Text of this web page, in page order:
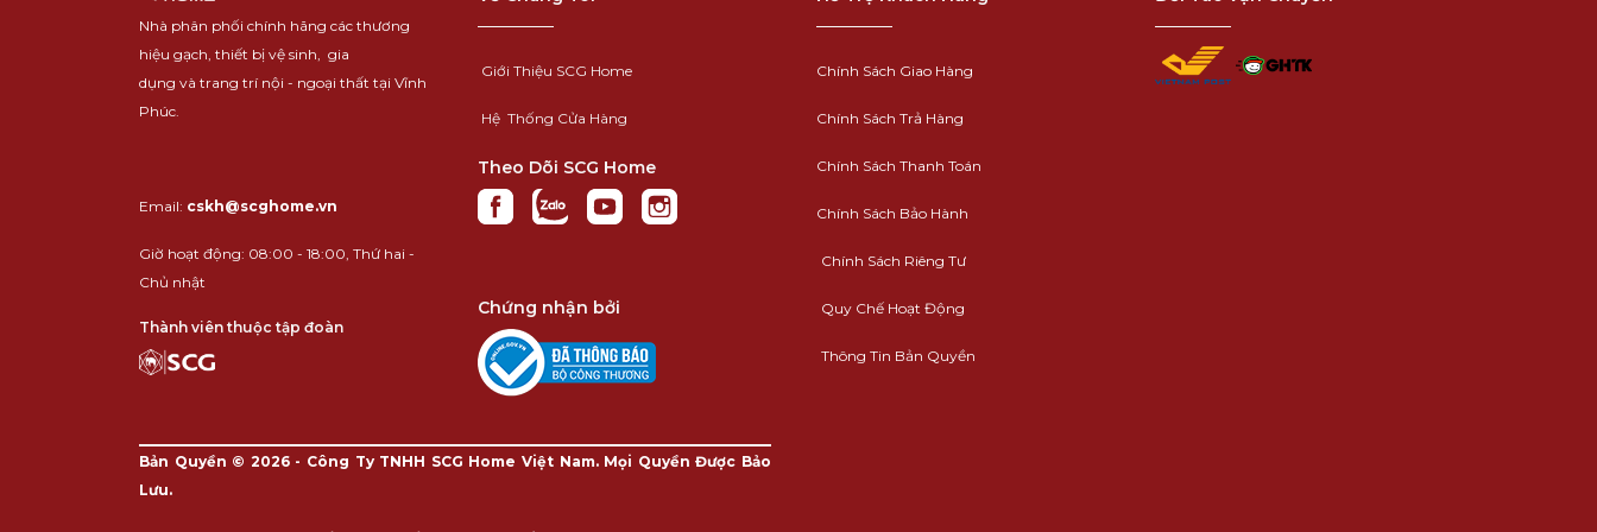
Nhà phân phối chính hãng các thương
hiệu gạch, thiết bị vệ sinh, gia
dụng và trang trí nội - ngoại thất tại Vĩnh
Phúc.
Email: cskh@scghome.vn
Giờ hoạt động: 08:00 - 18:00, Thứ hai -
Chủ nhật
Thành viên thuộc tập đoàn
Giới Thiệu SCG Home
Hệ Thống Cửa Hàng
Theo Dõi SCG Home
Chứng nhận bởi
Chính Sách Giao Hàng
Chính Sách Trả Hàng
Chính Sách Thanh Toán
Chính Sách Bảo Hành
Chính Sách Riêng Tư
Quy Chế Hoạt Động
Thông Tin Bản Quyền
Bản Quyền © 2026 - Công Ty TNHH SCG Home Việt Nam. Mọi Quyền Được Bảo
Lưu.